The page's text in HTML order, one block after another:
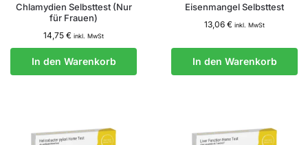
Chlamydien Selbsttest (Nur
für Frauen)
14,75 € inkl. MwSt
In den Warenkorb
Eisenmangel Selbsttest
13,06 € inkl. MwSt
In den Warenkorb